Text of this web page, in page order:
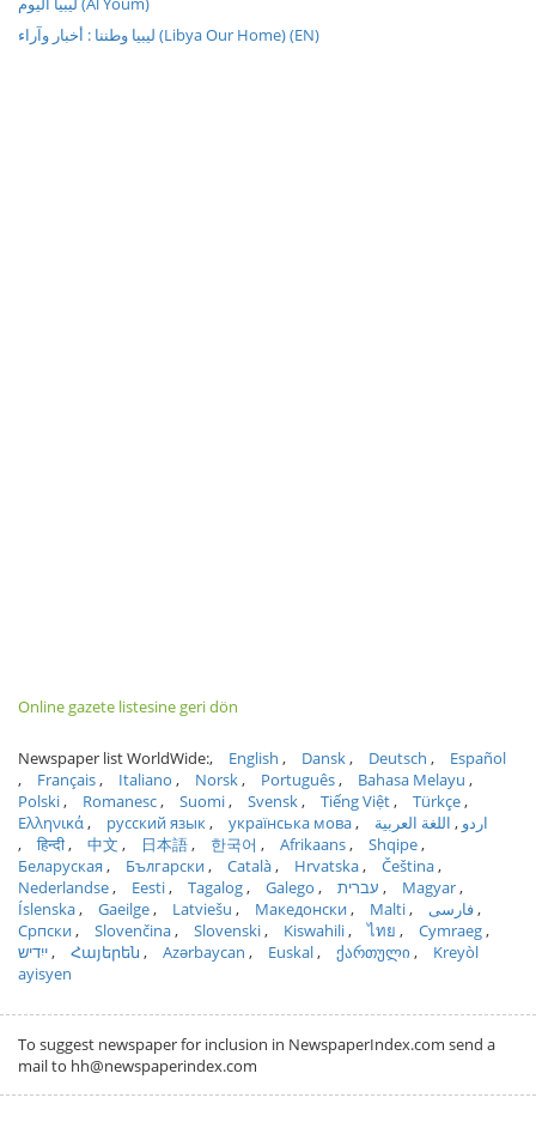
ليبيا وطننا : أخبار وآراء (Libya Our Home) (EN)
Online gazete listesine geri dön
Newspaper list WorldWide: English Dansk Deutsch
Español
Français
Italiano Norsk Português
Bahasa Melayu
Polski
Romanesc Suomi Svensk Tiếng Việt
Türkçe
Ελληνικά
русский язык українська мова اردو
اللغة العربية
हिन्दी
中文 日本語 한국어 Afrikaans
Shqipe
Беларуская
Български Català Hrvatska
Čeština
Nederlandse
Eesti Tagalog Galego עברית
Magyar
Íslenska
Gaeilge Latviešu Македонски Malti
فارسی
Српски
Slovenčina Slovenski Kiswahili ไทย
Cymraeg
ייִדיש
Հայերեն Azərbaycan Euskal ქართული
Kreyòl
ayisyen
To suggest newspaper for inclusion in NewspaperIndex.com send a
mail to hh@newspaperindex.com